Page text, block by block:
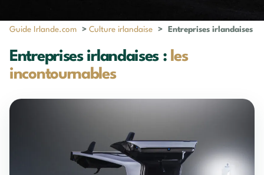
Guide Irlande.com > Culture irlandaise > Entreprises irlandaises
Entreprises irlandaises : les
incontournables